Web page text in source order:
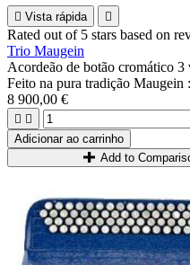
 Vista rápida 
Rated out of 5 stars based on
Trio Maugein
Acordeão de botão cromático 3
Feito na pura tradição
madeira maciça...
Ideal para músicos que
qualidade, versátil, compacto,
8 900,00 €
 
Adicionar ao carrinho
Add to